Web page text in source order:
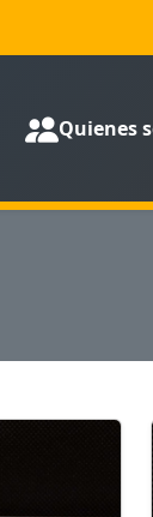
Quienes